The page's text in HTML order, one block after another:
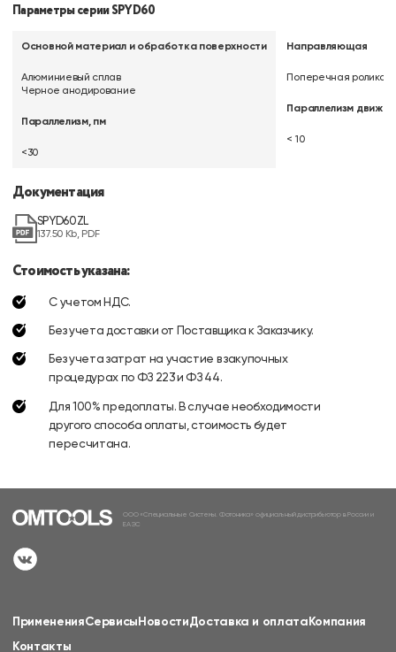
Параметры серии SPYD60
Основной материал и обработка поверхности
Алюминиевый сплав
Черное анодирование
Параллелизм, пм
<30
Направляющая
Поперечная
Параллелизм
< 10
Документация
SPYD60ZL
137.50 Kb, PDF
Стоимость указана:
С учетом НДС.
Без учета доставки от Поставщика к Заказчику.
Без учета затрат на участие в закупочных
процедурах по ФЗ 223 и ФЗ 44.
Для 100% предоплаты. В случае необходимости
другого способа оплаты, стоимость будет
пересчитана.
ООО «Специальные Системы. Фотоника» официальный дистрибьютор в России и
ЕАЭС
ПримененияСервисыНовостиДоставка и оплатаКомпания
Контакты